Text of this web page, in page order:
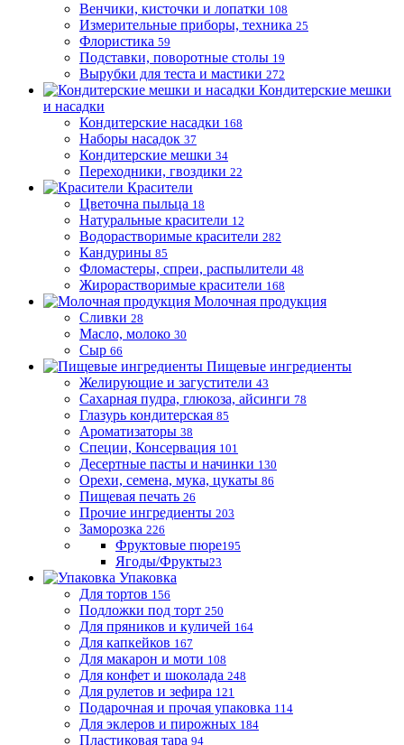
Венчики, кисточки и лопатки 108
Измерительные приборы, техника 25
Флористика 59
Подставки, поворотные столы 19
Вырубки для теста и мастики 272
Кондитерские мешки
и насадки
Кондитерские насадки 168
Наборы насадок 37
Кондитерские мешки 34
Переходники, гвоздики 22
Красители
Цветочна пыльца 18
Натуральные красители 12
Водорастворимые красители 282
Кандурины 85
Фломастеры, спреи, распылители 48
Жирорастворимые красители 168
Молочная продукция
Сливки 28
Масло, молоко 30
Сыр 66
Пищевые ингредиенты
Желирующие и загустители 43
Сахарная пудра, глюкоза, айсинги 78
Глазурь кондитерская 85
Ароматизаторы 38
Специи, Консервация 101
Десертные пасты и начинки 130
Орехи, семена, мука, цукаты 86
Пищевая печать 26
Прочие ингредиенты 203
Заморозка 226
Фруктовые пюре195
Ягоды/Фрукты23
Упаковка
Для тортов 156
Подложки под торт 250
Для пряников и куличей 164
Для капкейков 167
Для макарон и моти 108
Для конфет и шоколада 248
Для рулетов и зефира 121
Подарочная и прочая упаковка 114
Для эклеров и пирожных 184
Пластиковая тара 94